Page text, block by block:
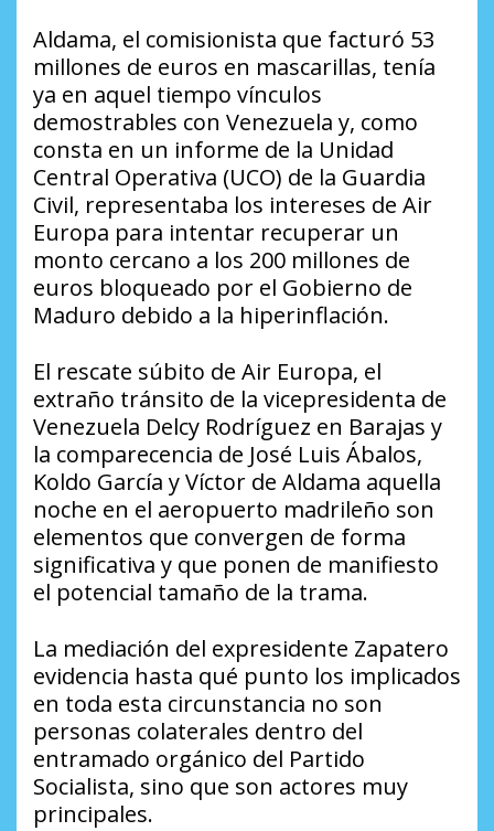
Aldama, el comisionista que facturó 53
millones de euros en mascarillas, tenía
ya en aquel tiempo vínculos
demostrables con Venezuela y, como
consta en un informe de la Unidad
Central Operativa (UCO) de la Guardia
Civil, representaba los intereses de Air
Europa para intentar recuperar un
monto cercano a los 200 millones de
euros bloqueado por el Gobierno de
Maduro debido a la hiperinflación.
El rescate súbito de Air Europa, el
extraño tránsito de la vicepresidenta de
Venezuela Delcy Rodríguez en Barajas y
la comparecencia de José Luis Ábalos,
Koldo García y Víctor de Aldama aquella
noche en el aeropuerto madrileño son
elementos que convergen de forma
significativa y que ponen de manifiesto
el potencial tamaño de la trama.
La mediación del expresidente Zapatero
evidencia hasta qué punto los implicados
en toda esta circunstancia no son
personas colaterales dentro del
entramado orgánico del Partido
Socialista, sino que son actores muy
principales.